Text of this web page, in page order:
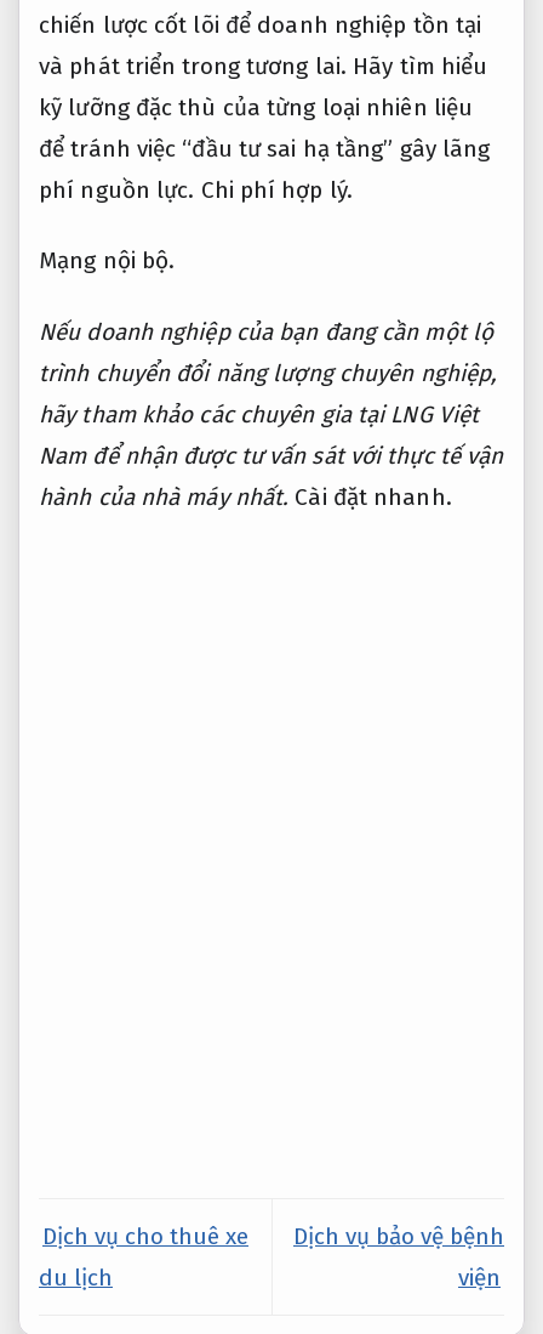
chiến lược cốt lõi để doanh nghiệp tồn tại
và phát triển trong tương lai. Hãy tìm hiểu
kỹ lưỡng đặc thù của từng loại nhiên liệu
để tránh việc “đầu tư sai hạ tầng” gây lãng
phí nguồn lực. Chi phí hợp lý.
Mạng nội bộ.
Nếu doanh nghiệp của bạn đang cần một lộ
trình chuyển đổi năng lượng chuyên nghiệp,
hãy tham khảo các chuyên gia tại LNG Việt
Nam để nhận được tư vấn sát với thực tế vận
hành của nhà máy nhất. Cài đặt nhanh.
Dịch vụ cho thuê xe
du lịch
Dịch vụ bảo vệ bệnh
viện